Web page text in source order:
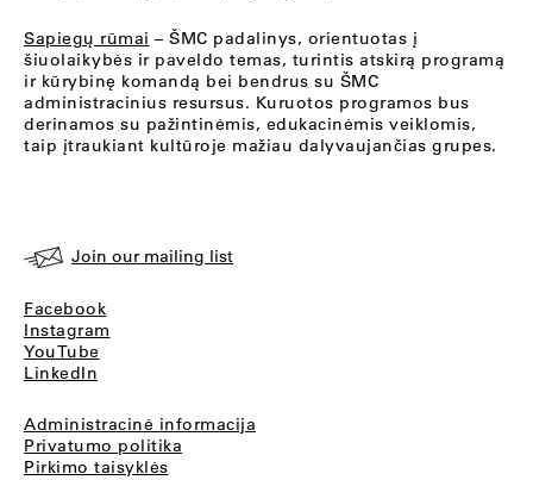
Sapiegų rūmai – ŠMC padalinys, orientuotas į
šiuolaikybės ir paveldo temas, turintis atskirą programą
ir kūrybinę komandą bei bendrus su ŠMC
administracinius resursus. Kuruotos programos bus
derinamos su pažintinėmis, edukacinėmis veiklomis,
taip įtraukiant kultūroje mažiau dalyvaujančias grupes.
Join our mailing list
Facebook
Instagram
YouTube
LinkedIn
Administracinė informacija
Privatumo politika
Pirkimo taisyklės